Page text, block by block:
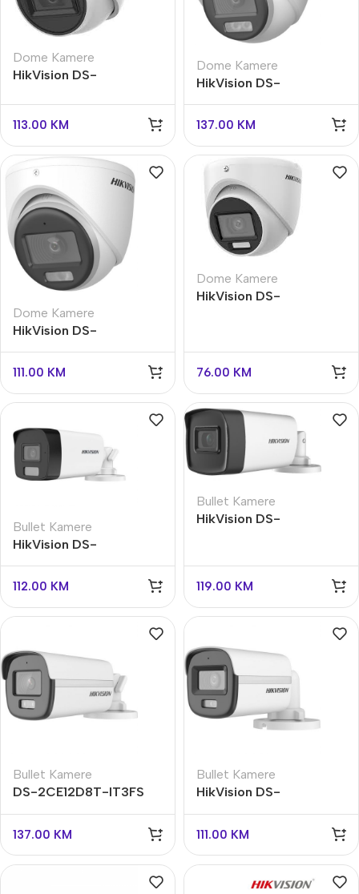
Dome Kamere
HikVision DS-
113.00 KM
Dome Kamere
HikVision DS-
137.00 KM
Dome Kamere
HikVision DS-
2CE70D8T-ITMFS
111.00 KM
Dome Kamere
HikVision DS-
76.00 KM
Bullet Kamere
HikVision DS-
2CE17K0T-LFS
112.00 KM
Bullet Kamere
HikVision DS-
119.00 KM
Bullet Kamere
DS-2CE12D8T-IT3FS
137.00 KM
Bullet Kamere
HikVision DS-
111.00 KM